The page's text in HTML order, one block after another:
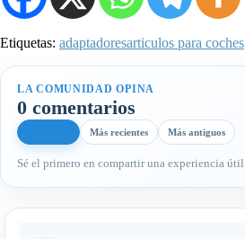
Etiquetas: adaptadoresarticulos para coches
LA COMUNIDAD OPINA
0 comentarios
Más recientes Más antiguos
Sé el primero en compartir una experiencia útil.